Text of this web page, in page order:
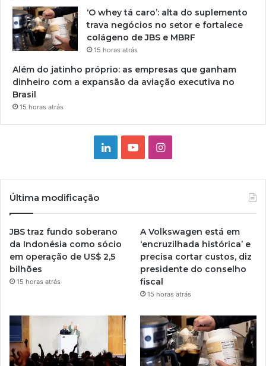
‘O whey tá caro’: alta do suplemento
trava negócios no setor e fortalece
colágeno de JBS e MBRF
15 horas atrás
Além do jatinho próprio: as empresas que ganham
dinheiro com a expansão da aviação executiva no
Brasil
15 horas atrás
LinkedinYouTubeInstagram
Última modificação
JBS traz fundo soberano
da Indonésia como sócio
em operação de US$ 2,5
bilhões
15 horas atrás
A Volkswagen está em
‘encruzilhada histórica’ e
precisa cortar custos, diz
presidente do conselho
fiscal
15 horas atrás